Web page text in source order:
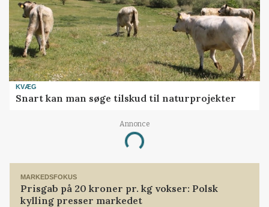
KVÆG
Snart kan man søge tilskud til naturprojekter
Annonce
Loading...
MARKEDSFOKUS
Prisgab på 20 kroner pr. kg vokser: Polsk
kylling presser markedet